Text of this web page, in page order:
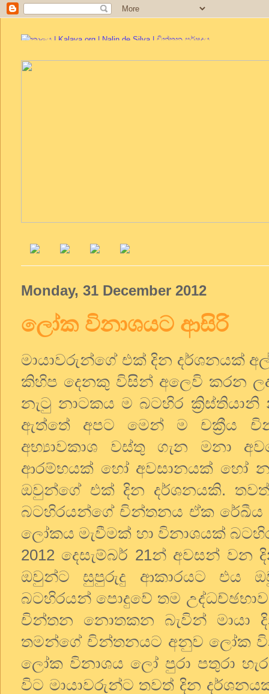
Monday, 31 December 2012
ලෝක විනාශයට ආසිරි
මායාවරුන්ගේ එක් දින දර්ශනයක්
කිහිප දෙනකු විසින් අලෙවි කරන
නැටු නාටකය ම බටහිර
ඇත්තේ අපට මෙන් ම චක්‍රීය
අභ්‍යාවකාශ වස්තු ගැන මනා
ආරම්භයක් හෝ අවසානයක් හෝ
ඔවුන්ගේ එක් දින දර්ශනයකි.
බටහිරයන්ගේ චින්තනය ඒක රේඛීය
ලෝකය මැවීමක් හා විනාශයක්
2012 දෙසැම්බර් 21න් අවසන්
ඔවුන්ට සුපුරුදු ආකාරයට එය
බටහිරයන් පොදුවේ තම
චින්තන නොතකන බැවින් මායා
තමන්ගේ චින්තනයට අනුව ලෝක
ලෝක විනාශය ලෝ පුරා පතුරා
විට මායාවරුන්ට තවත් දින